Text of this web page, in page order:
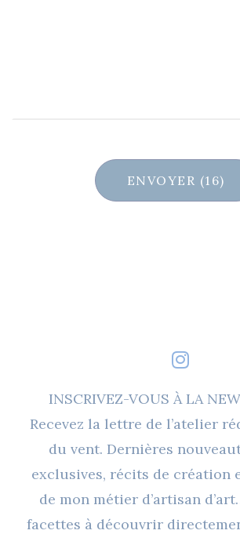
INSCRIVEZ-VOUS À LA
Recevez la lettre de l’atelier
du vent. Dernières
exclusives, récits de création
de mon métier d’artisan
facettes à découvrir